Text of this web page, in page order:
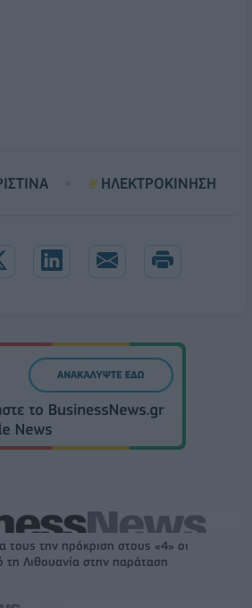
ΗΛΕΚΤΡΟΚΙΝΗΣΗ
τους την πρόκριση στους «4» οι
Λιθουανία στην παράταση